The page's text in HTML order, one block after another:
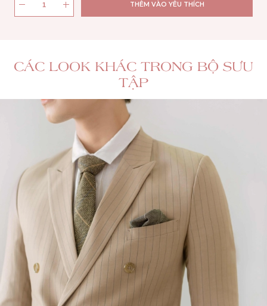
THÊM VÀO YÊU THÍCH
CÁC LOOK KHÁC TRONG BỘ SƯU
TẬP